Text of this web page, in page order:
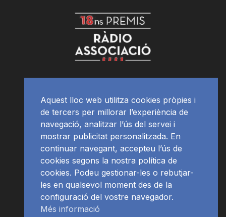
Aquest lloc web utilitza cookies pròpies i
de tercers per millorar l’experiència de
navegació, analitzar l’ús del servei i
mostrar publicitat personalitzada. En
continuar navegant, accepteu l’ús de
cookies segons la nostra política de
cookies. Podeu gestionar-les o rebutjar-
les en qualsevol moment des de la
configuració del vostre navegador.
Més informació